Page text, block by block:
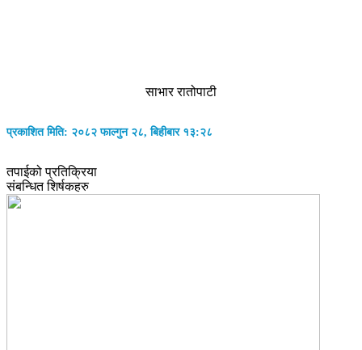
साभार रातोपाटी
प्रकाशित मिति: २०८२ फाल्गुन २८, बिहीबार १३:२८
तपाईको प्रतिक्रिया
संबन्धित शिर्षकहरु